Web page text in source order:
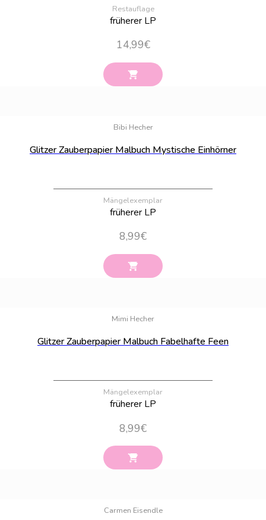
Restauflage
früherer LP
14,99€
Bibi Hecher
Glitzer Zauberpapier Malbuch Mystische Einhörner
Mängelexemplar
früherer LP
8,99€
Mimi Hecher
Glitzer Zauberpapier Malbuch Fabelhafte Feen
Mängelexemplar
früherer LP
8,99€
Carmen Eisendle